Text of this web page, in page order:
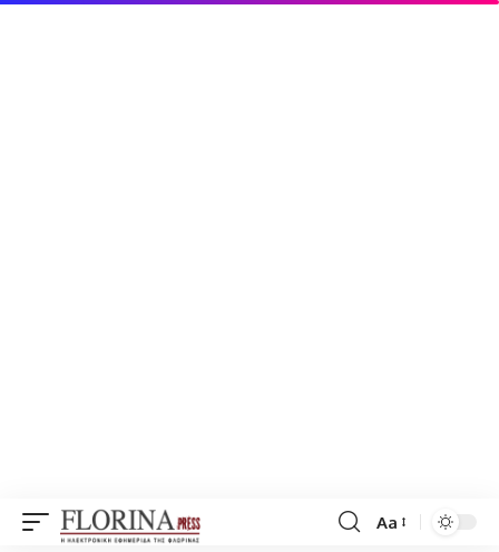
Font
Aa